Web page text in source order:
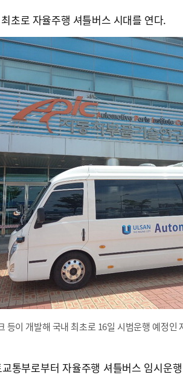
초로 자율주행 셔틀버스 시대를 연다.
등이 개발해 국내 최초로 16일 시범운행 예정인
통부로부터 자율주행 셔틀버스 임시운